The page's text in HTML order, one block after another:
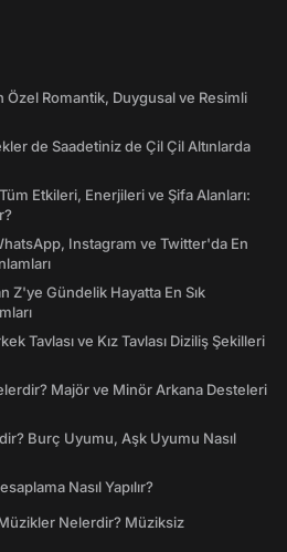
Özel Romantik, Duygusal ve Resimli
de Saadetiniz de Çil Çil Altınlarda
Etkileri, Enerjileri ve Şifa Alanları:
Instagram ve Twitter'da En
Z'ye Gündelik Hayatta En Sık
Tavlası ve Kız Tavlası Diziliş Şekilleri
Majör ve Minör Arkana Desteleri
Burç Uyumu, Aşk Uyumu Nasıl
Nasıl Yapılır?
Nelerdir? Müziksiz